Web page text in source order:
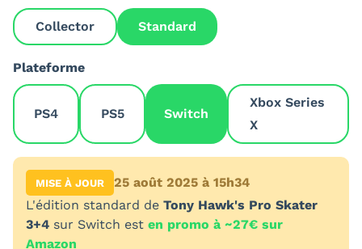
Collector Standard
Plateforme
PS4 PS5 Switch
Xbox Series
X
MISE À JOUR
25 août 2025 à 15h34
L'édition standard de Tony Hawk's Pro Skater
3+4 sur Switch est en promo à ~27€ sur
Amazon